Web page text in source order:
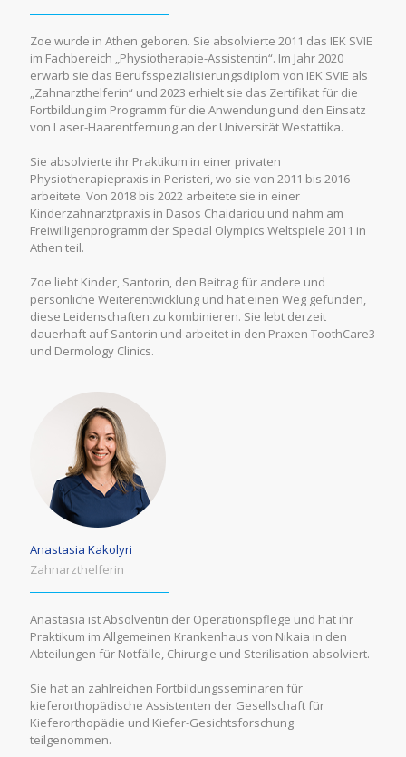
Zoe wurde in Athen geboren. Sie absolvierte 2011 das IEK SVIE
im Fachbereich „Physiotherapie-Assistentin“. Im Jahr 2020
erwarb sie das Berufsspezialisierungsdiplom von IEK SVIE als
„Zahnarzthelferin“ und 2023 erhielt sie das Zertifikat für die
Fortbildung im Programm für die Anwendung und den Einsatz
von Laser-Haarentfernung an der Universität Westattika.
Sie absolvierte ihr Praktikum in einer privaten
Physiotherapiepraxis in Peristeri, wo sie von 2011 bis 2016
arbeitete. Von 2018 bis 2022 arbeitete sie in einer
Kinderzahnarztpraxis in Dasos Chaidariou und nahm am
Freiwilligenprogramm der Special Olympics Weltspiele 2011 in
Athen teil.
Zoe liebt Kinder, Santorin, den Beitrag für andere und
persönliche Weiterentwicklung und hat einen Weg gefunden,
diese Leidenschaften zu kombinieren. Sie lebt derzeit
dauerhaft auf Santorin und arbeitet in den Praxen ToothCare3
und Dermology Clinics.
Anastasia Kakolyri
Zahnarzthelferin
Anastasia ist Absolventin der Operationspflege und hat ihr
Praktikum im Allgemeinen Krankenhaus von Nikaia in den
Abteilungen für Notfälle, Chirurgie und Sterilisation absolviert.
Sie hat an zahlreichen Fortbildungsseminaren für
kieferorthopädische Assistenten der Gesellschaft für
Kieferorthopädie und Kiefer-Gesichtsforschung
teilgenommen.